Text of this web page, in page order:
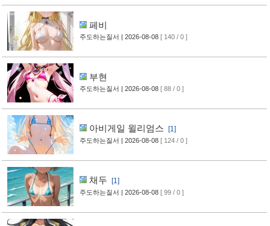
페비
주도하는질서 | 2026-08-08 [ 140 / 0 ]
부현
주도하는질서 | 2026-08-08 [ 88 / 0 ]
아비게일 윌리엄스 [1]
주도하는질서 | 2026-08-08 [ 124 / 0 ]
채두 [1]
주도하는질서 | 2026-08-08 [ 99 / 0 ]